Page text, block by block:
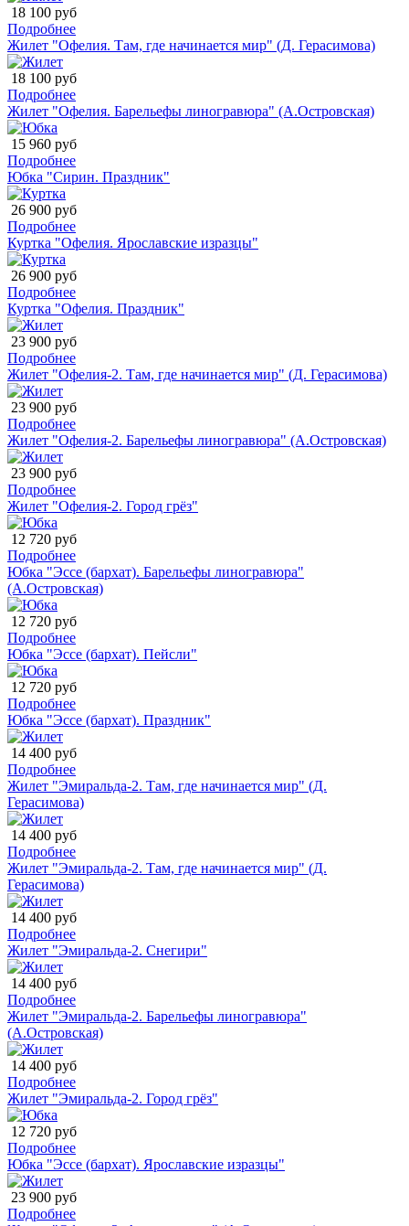
18 100 руб
Подробнее
Жилет "Офелия. Там, где начинается мир" (Д. Герасимова)
18 100 руб
Подробнее
Жилет "Офелия. Барельефы линогравюра" (А.Островская)
15 960 руб
Подробнее
Юбка "Сирин. Праздник"
26 900 руб
Подробнее
Куртка "Офелия. Ярославские изразцы"
26 900 руб
Подробнее
Куртка "Офелия. Праздник"
23 900 руб
Подробнее
Жилет "Офелия-2. Там, где начинается мир" (Д. Герасимова)
23 900 руб
Подробнее
Жилет "Офелия-2. Барельефы линогравюра" (А.Островская)
23 900 руб
Подробнее
Жилет "Офелия-2. Город грёз"
12 720 руб
Подробнее
Юбка "Эссе (бархат). Барельефы линогравюра"
(А.Островская)
12 720 руб
Подробнее
Юбка "Эссе (бархат). Пейсли"
12 720 руб
Подробнее
Юбка "Эссе (бархат). Праздник"
14 400 руб
Подробнее
Жилет "Эмиральда-2. Там, где начинается мир" (Д.
Герасимова)
14 400 руб
Подробнее
Жилет "Эмиральда-2. Там, где начинается мир" (Д.
Герасимова)
14 400 руб
Подробнее
Жилет "Эмиральда-2. Снегири"
14 400 руб
Подробнее
Жилет "Эмиральда-2. Барельефы линогравюра"
(А.Островская)
14 400 руб
Подробнее
Жилет "Эмиральда-2. Город грёз"
12 720 руб
Подробнее
Юбка "Эссе (бархат). Ярославские изразцы"
23 900 руб
Подробнее